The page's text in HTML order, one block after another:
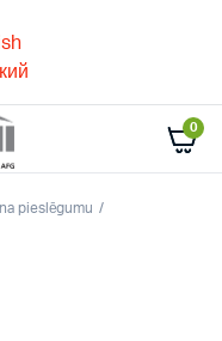
0
pieslēgumu